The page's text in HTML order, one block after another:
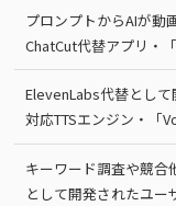
プロンプトからAIが動
ChatCut代替アプリ・
ElevenLabs代替とし
対応TTSエンジン・「
キーワード調査や競
として開発されたユー